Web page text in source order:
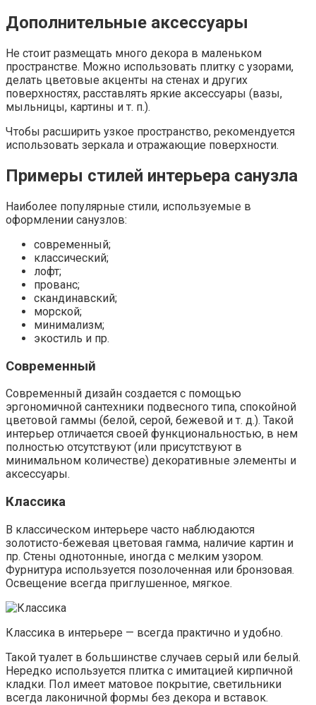
Дополнительные аксессуары
Не стоит размещать много декора в маленьком
пространстве. Можно использовать плитку с узорами,
делать цветовые акценты на стенах и других
поверхностях, расставлять яркие аксессуары (вазы,
мыльницы, картины и т. п.).
Чтобы расширить узкое пространство, рекомендуется
использовать зеркала и отражающие поверхности.
Примеры стилей интерьера санузла
Наиболее популярные стили, используемые в
оформлении санузлов:
современный;
классический;
лофт;
прованс;
скандинавский;
морской;
минимализм;
экостиль и пр.
Современный
Современный дизайн создается с помощью
эргономичной сантехники подвесного типа, спокойной
цветовой гаммы (белой, серой, бежевой и т. д.). Такой
интерьер отличается своей функциональностью, в нем
полностью отсутствуют (или присутствуют в
минимальном количестве) декоративные элементы и
аксессуары.
Классика
В классическом интерьере часто наблюдаются
золотисто-бежевая цветовая гамма, наличие картин и
пр. Стены однотонные, иногда с мелким узором.
Фурнитура используется позолоченная или бронзовая.
Освещение всегда приглушенное, мягкое.
Классика в интерьере — всегда практично и удобно.
Такой туалет в большинстве случаев серый или белый.
Нередко используется плитка с имитацией кирпичной
кладки. Пол имеет матовое покрытие, светильники
всегда лаконичной формы без декора и вставок.